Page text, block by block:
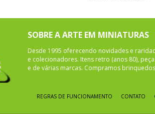
SOBRE A ARTE EM MINIATURAS
Desde 1995 oferecendo novidades e
e colecionadores. Itens retro (anos 80),
e de várias marcas. Compramos
REGRAS DE FUNCIONAMENTO CONTATO